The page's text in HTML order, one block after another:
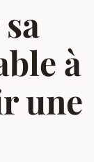
à
une